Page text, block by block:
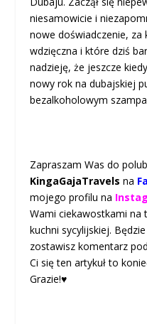
niesamowicie i
nowe doświadczenie,
wdzięczna i które dziś
nadzieję, że jeszcze
nowy rok na dubajskiej
bezalkoholowym
Zapraszam Was do
KingaGajaTravels na
mojego profilu na
Wami ciekawostkami na
kuchni sycylijskiej.
zostawisz komentarz
Ci się ten artykuł to
Grazie!♥